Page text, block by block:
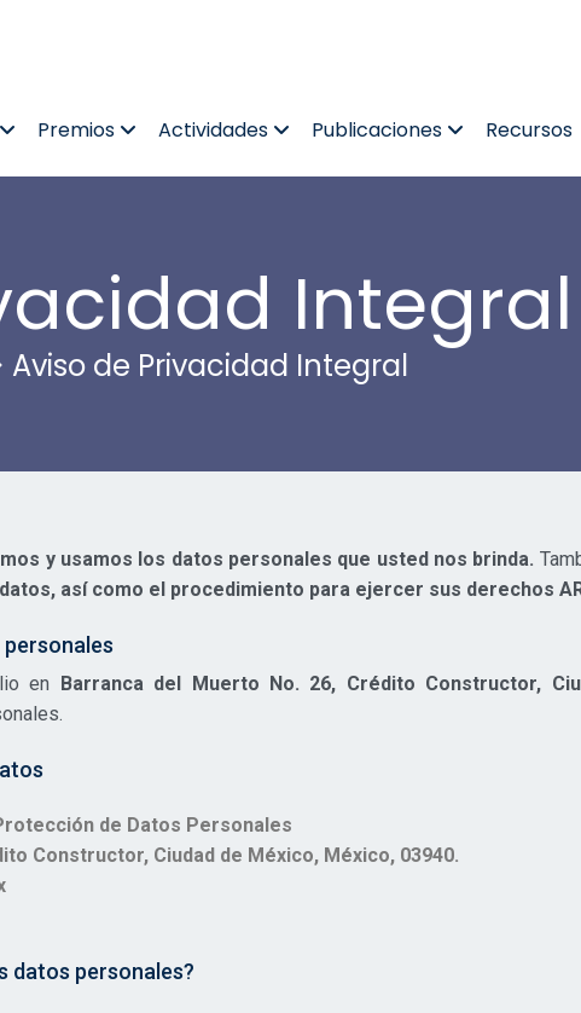
Premios Actividades Publicaciones Recursos
Integral
Aviso de Privacidad Integral
y usamos los datos personales que usted nos brinda.
así como el procedimiento para ejercer sus derechos
en Barranca del Muerto No. 26, Crédito Constructor,
de Datos Personales
Constructor, Ciudad de México, México, 03940.
datos personales?